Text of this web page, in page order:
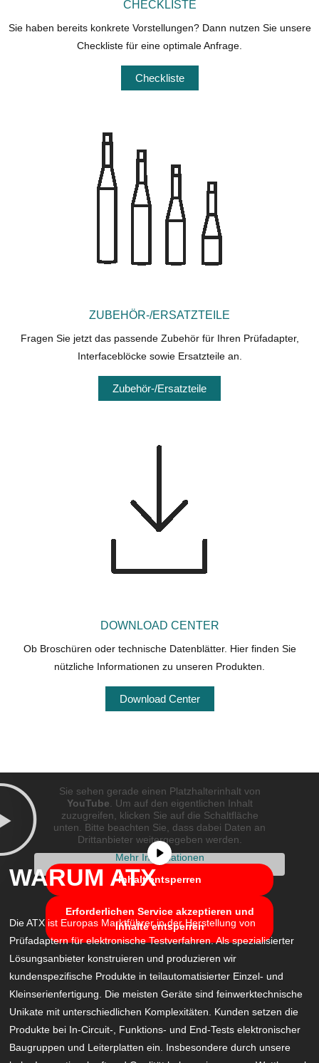
CHECKLISTE
Sie haben bereits konkrete Vorstellungen? Dann nutzen Sie unsere
Checkliste für eine optimale Anfrage.
Checkliste
ZUBEHÖR-/ERSATZTEILE
Fragen Sie jetzt das passende Zubehör für Ihren Prüfadapter,
Interfaceblöcke sowie Ersatzteile an.
Zubehör-/Ersatzteile
DOWNLOAD CENTER
Ob Broschüren oder technische Datenblätter. Hier finden Sie
nützliche Informationen zu unseren Produkten.
Download Center
Sie sehen gerade einen Platzhalterinhalt von
YouTube. Um auf den eigentlichen Inhalt
zuzugreifen, klicken Sie auf die Schaltfläche
unten. Bitte beachten Sie, dass dabei Daten an
Drittanbieter weitergegeben werden.
Mehr Informationen
Inhalt entsperren
Erforderlichen Service akzeptieren und
Inhalte entsperren
WARUM ATX
Die ATX ist Europas Marktführer in der Herstellung von
Prüfadaptern für elektronische Testverfahren. Als spezialisierter
Lösungsanbieter konstruieren und produzieren wir
kundenspezifische Produkte in teilautomatisierter Einzel- und
Kleinserienfertigung. Die meisten Geräte sind feinwerktechnische
Unikate mit unterschiedlichen Komplexitäten. Kunden setzen die
Produkte bei In-Circuit-, Funktions- und End-Tests elektronischer
Baugruppen und Leiterplatten ein. Insbesondere durch unsere